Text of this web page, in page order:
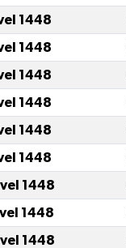
1448
1448
1448
1448
1448
1448
1448
1448
1448